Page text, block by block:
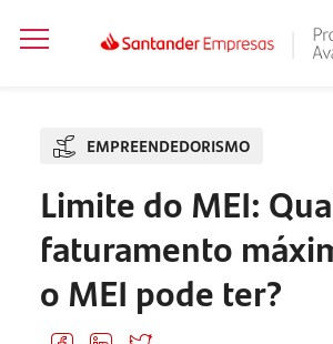
EMPREENDEDORISMO
Limite do MEI:
faturamento
o MEI pode ter?